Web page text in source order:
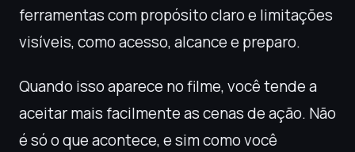
ferramentas com propósito claro e limitações
visíveis, como acesso, alcance e preparo.
Quando isso aparece no filme, você tende a
aceitar mais facilmente as cenas de ação. Não
é só o que acontece, e sim como você